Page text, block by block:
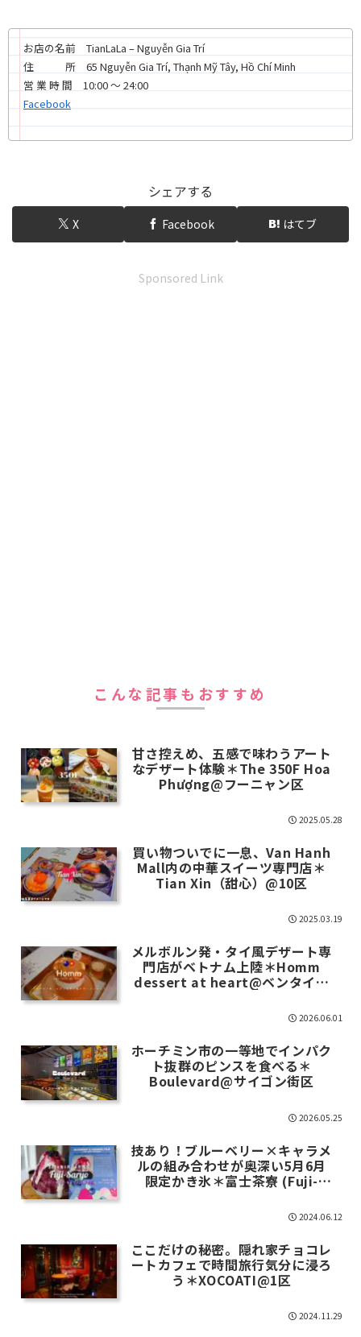
お店の名前 TianLaLa – Nguyễn Gia Trí
住 所 65 Nguyễn Gia Trí, Thạnh Mỹ Tây, Hồ Chí Minh
営 業 時 間 10:00 〜 24:00
Facebook
シェアする
X Facebook はてブ
Sponsored Link
こんな記事もおすすめ
甘さ控えめ、五感で味わうアート
なデザート体験＊The 350F Hoa
Phượng@フーニャン区
2025.05.28
買い物ついでに一息、Van Hanh
Mall内の中華スイーツ専門店＊
Tian Xin（甜心）@10区
2025.03.19
メルボルン発・タイ風デザート専
門店がベトナム上陸＊Homm
dessert at heart@ベンタイン
2026.06.01
ホーチミン市の一等地でインパク
ト抜群のピンスを食べる＊
Boulevard@サイゴン街区
2026.05.25
技あり！ブルーベリー×キャラメ
ルの組み合わせが奥深い5月6月
限定かき氷＊富士茶寮 (Fuji-
2024.06.12
ここだけの秘密。隠れ家チョコレ
ートカフェで時間旅行気分に浸ろ
う＊XOCOATI@1区
2024.11.29